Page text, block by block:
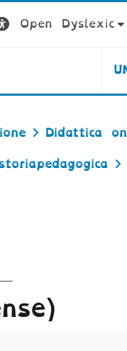
Open Dyslexic
Didattica